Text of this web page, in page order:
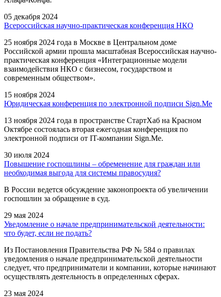
05 декабря 2024
Всероссийская научно-практическая конференция НКО
25 ноября 2024 года в Москве в Центральном доме
Российской армии прошла масштабная Всероссийская научно-
практическая конференция «Интеграционные модели
взаимодействия НКО с бизнесом, государством и
современным обществом».
15 ноября 2024
Юридическая конференция по электронной подписи Sign.Me
13 ноября 2024 года в пространстве СтартХаб на Красном
Октябре состоялась вторая ежегодная конференция по
электронной подписи от IT-компании Sign.Me.
30 июля 2024
Повышение госпошлины – обременение для граждан или
необходимая выгода для системы правосудия?
В России ведется обсуждение законопроекта об увеличении
госпошлин за обращение в суд.
29 мая 2024
Уведомление о начале предпринимательской деятельности:
что будет, если не подать?
Из Постановления Правительства РФ № 584 о правилах
уведомления о начале предпринимательской деятельности
следует, что предприниматели и компании, которые начинают
осуществлять деятельность в определенных сферах.
23 мая 2024